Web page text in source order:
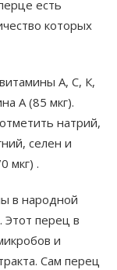
есть
которых
А, С, К,
А (85 мкг).
натрий,
селен и
мкг) .
в народной
перец в
и
Сам перец